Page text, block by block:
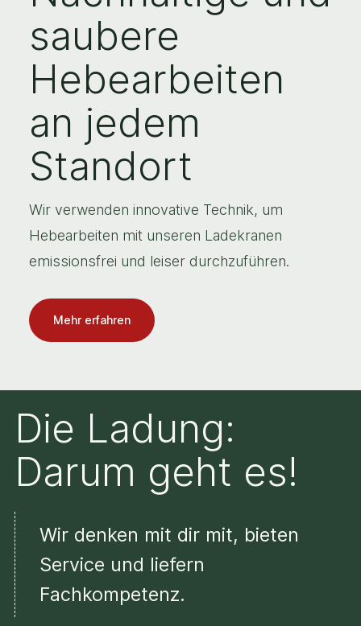
saubere
Hebearbeiten
an jedem
Standort
Wir verwenden innovative Technik, um
Hebearbeiten mit unseren Ladekranen
emissionsfrei und leiser durchzuführen.
Mehr erfahren
Die Ladung:
Darum geht es!
Wir denken mit dir mit, bieten
Service und liefern
Fachkompetenz.